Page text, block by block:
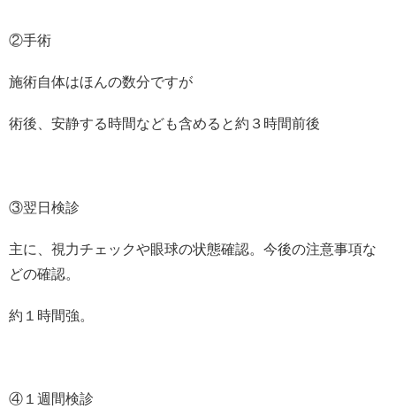
②手術
施術自体はほんの数分ですが
術後、安静する時間なども含めると約３時間前後
③翌日検診
主に、視力チェックや眼球の状態確認。今後の注意事項な
どの確認。
約１時間強。
④１週間検診